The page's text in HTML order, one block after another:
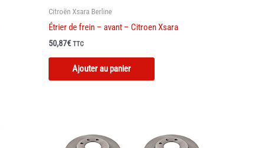
Citroën Xsara Berline
Étrier de frein – avant – Citroen Xsara
50,87€ TTC
Ajouter au panier